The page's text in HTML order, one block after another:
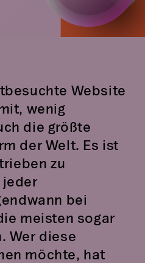
Website
wenig
die größte
der Welt. Es ist
zu
bei
meisten sogar
Wer diese
möchte, hat